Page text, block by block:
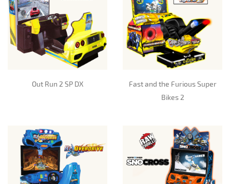
Out Run 2 SP DX
Fast and the Furious Super
Bikes 2